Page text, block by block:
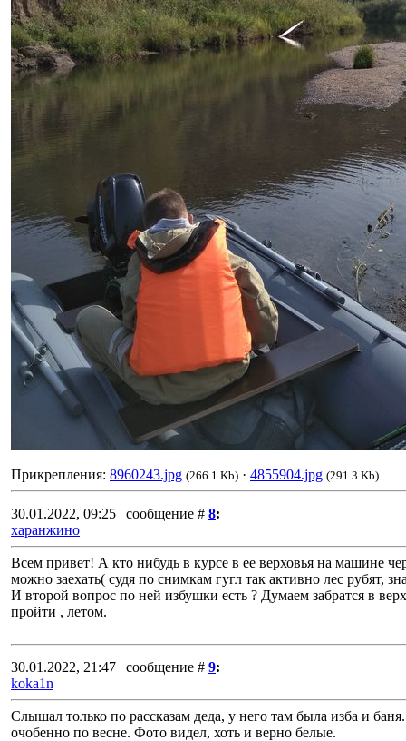
Прикрепления: 8960243.jpg (266.1 Kb) · 4855904.jpg (291.3 Kb)
30.01.2022, 09:25 | сообщение # 8:
харанжино
Всем привет! А кто нибудь в курсе в ее верховья на машине
можно заехать( судя по снимкам гугл так активно лес рубят,
И второй вопрос по ней избушки есть ? Думаем забратся в
пройти , летом.
30.01.2022, 21:47 | сообщение # 9:
koka1n
Слышал только по рассказам деда, у него там была изба и
очобенно по весне. Фото видел, хоть и верно белые.